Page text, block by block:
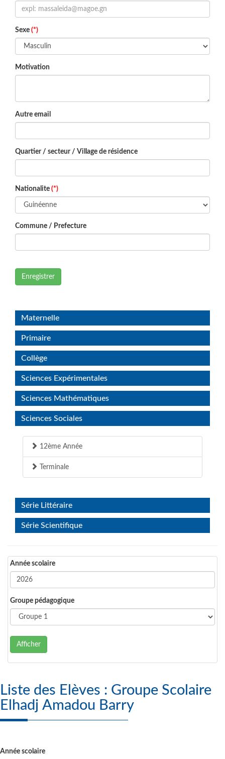
Sexe (*)
Motivation
Autre email
Quartier / secteur / Village de résidence
Nationalite (*)
Commune / Prefecture
Enregistrer
Maternelle
Primaire
Collège
Sciences Expérimentales
Sciences Mathématiques
Sciences Sociales
12ème Année
Terminale
Série Littéraire
Série Scientifique
Année scolaire
Groupe pédagogique
Afficher
Liste des Elèves : Groupe Scolaire
Elhadj Amadou Barry
Année scolaire